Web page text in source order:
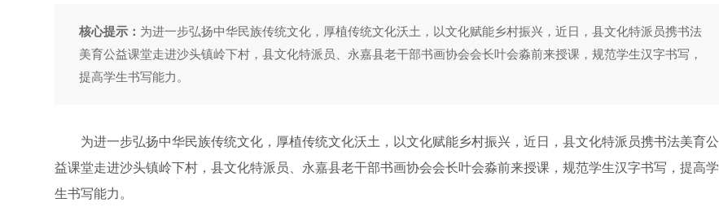
核心提示： 为进一步弘扬中华民族传统文化，厚植传统文化沃土，以文化赋能乡村振兴，近日，县文化特派员携书法
美育公益课堂走进沙头镇岭下村，县文化特派员、永嘉县老干部书画协会会长叶会淼前来授课，规范学生汉字书写，
提高学生书写能力。
为进一步弘扬中华民族传统文化，厚植传统文化沃土，以文化赋能乡村振兴，近日，县文化特派员携书法美育公
益课堂走进沙头镇岭下村，县文化特派员、永嘉县老干部书画协会会长叶会淼前来授课，规范学生汉字书写，提高学
生书写能力。